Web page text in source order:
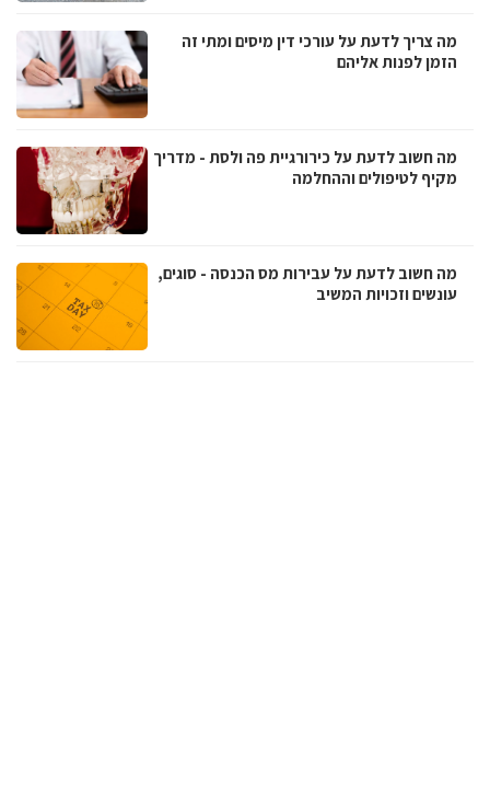
מה צריך לדעת על עורכי דין מיסים ומתי זה
הזמן לפנות אליהם
מה חשוב לדעת על כירורגיית פה ולסת - מדריך
מקיף לטיפולים וההחלמה
מה חשוב לדעת על עבירות מס הכנסה - סוגים,
עונשים וזכויות המשיב